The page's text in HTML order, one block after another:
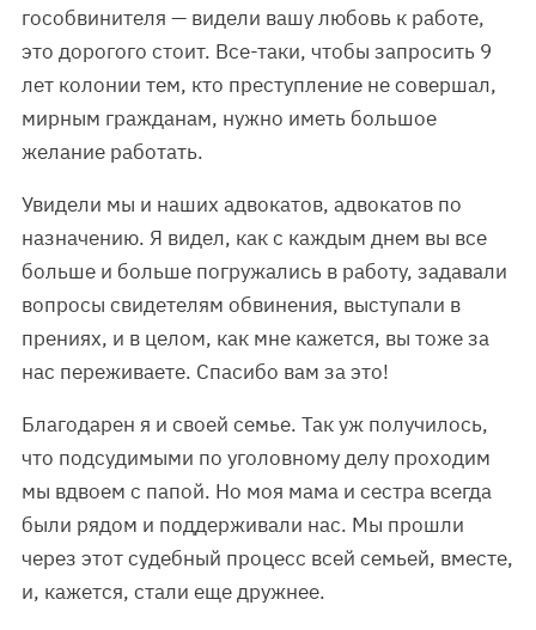
гособвинителя — видели вашу любовь к работе,
это дорогого стоит. Все-таки, чтобы запросить 9
лет колонии тем, кто преступление не совершал,
мирным гражданам, нужно иметь большое
желание работать.
Увидели мы и наших адвокатов, адвокатов по
назначению. Я видел, как с каждым днем вы все
больше и больше погружались в работу, задавали
вопросы свидетелям обвинения, выступали в
прениях, и в целом, как мне кажется, вы тоже за
нас переживаете. Спасибо вам за это!
Благодарен я и своей семье. Так уж получилось,
что подсудимыми по уголовному делу проходим
мы вдвоем с папой. Но моя мама и сестра всегда
были рядом и поддерживали нас. Мы прошли
через этот судебный процесс всей семьей, вместе,
и, кажется, стали еще дружнее.